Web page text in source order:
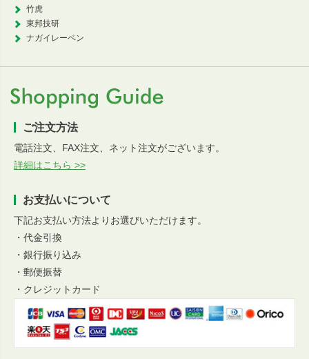
竹虎
東邦技研
ナガイレーベン
ご注文方法
電話注文、FAX注文、ネット注文がございます。
詳細はこちら >>
お支払いについて
下記お支払い方法よりお選びいただけます。
・代金引換
・銀行振り込み
・郵便振替
・クレジットカード